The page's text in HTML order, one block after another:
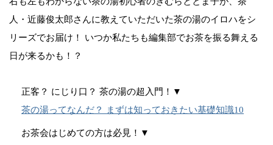
人・近藤俊太郎さんに教えていただいた茶の湯のイロハをシ
リーズでお届け！ いつか私たちも編集部でお茶を振る舞える
日が来るかも！？
正客？ にじり口？ 茶の湯の超入門！▼
茶の湯ってなんだ？ まずは知っておきたい基礎知識10
お茶会はじめての方は必見！▼